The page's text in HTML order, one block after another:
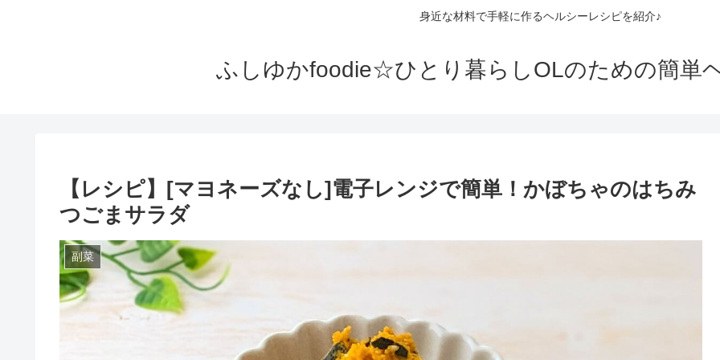
身近な材料で手軽に作るヘルシーレシピを紹介♪
ふしゆかfoodie☆ひとり暮らしOLのための簡単
【レシピ】[マヨネーズなし]電子レンジで簡単！かぼちゃのはちみ
つごまサラダ
副菜